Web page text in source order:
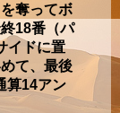
奪ってボ
18番（パ
イドに置
て、最後
算14アン